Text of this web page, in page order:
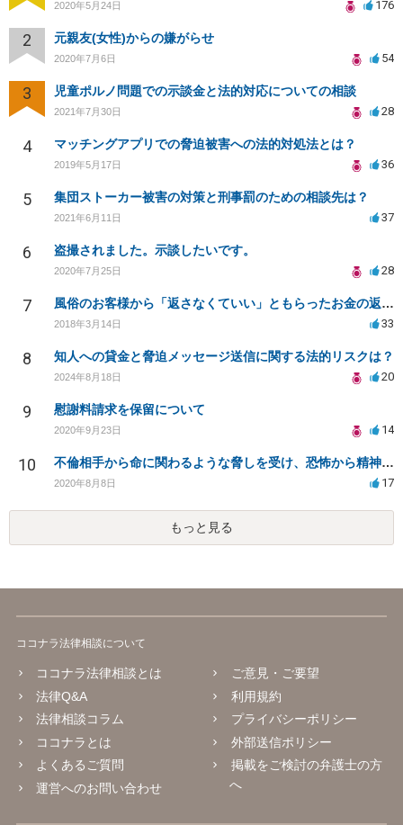
2020年5月24日 176
2 元親友(女性)からの嫌がらせ
2020年7月6日 54
3 児童ポルノ問題での示談金と法的対応についての相談
2021年7月30日 28
4 マッチングアプリでの脅迫被害への法的対処法とは？
2019年5月17日 36
5 集団ストーカー被害の対策と刑事罰のための相談先は？
2021年6月11日 37
6 盗撮されました。示談したいです。
2020年7月25日 28
7 風俗のお客様から「返さなくていい」ともらったお金の返済を強要されています
2018年3月14日 33
8 知人への貸金と脅迫メッセージ送信に関する法的リスクは？
2024年8月18日 20
9 慰謝料請求を保留について
2020年9月23日 14
10 不倫相手から命に関わるような脅しを受け、恐怖から精神的にまいっています。
2020年8月8日 17
もっと見る
ココナラ法律相談について
ココナラ法律相談とは
法律Q&A
法律相談コラム
ココナラとは
よくあるご質問
運営へのお問い合わせ
ご意見・ご要望
利用規約
プライバシーポリシー
外部送信ポリシー
掲載をご検討の弁護士の方
へ